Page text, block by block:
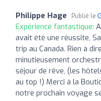
Philippe Hage Publié le
Expérience fantastique:
avait été une réussite,
trip au Canada. Rien à
minutieusement
séjour de rêve, (les
au top !) Merci à la
notre prochain voyage